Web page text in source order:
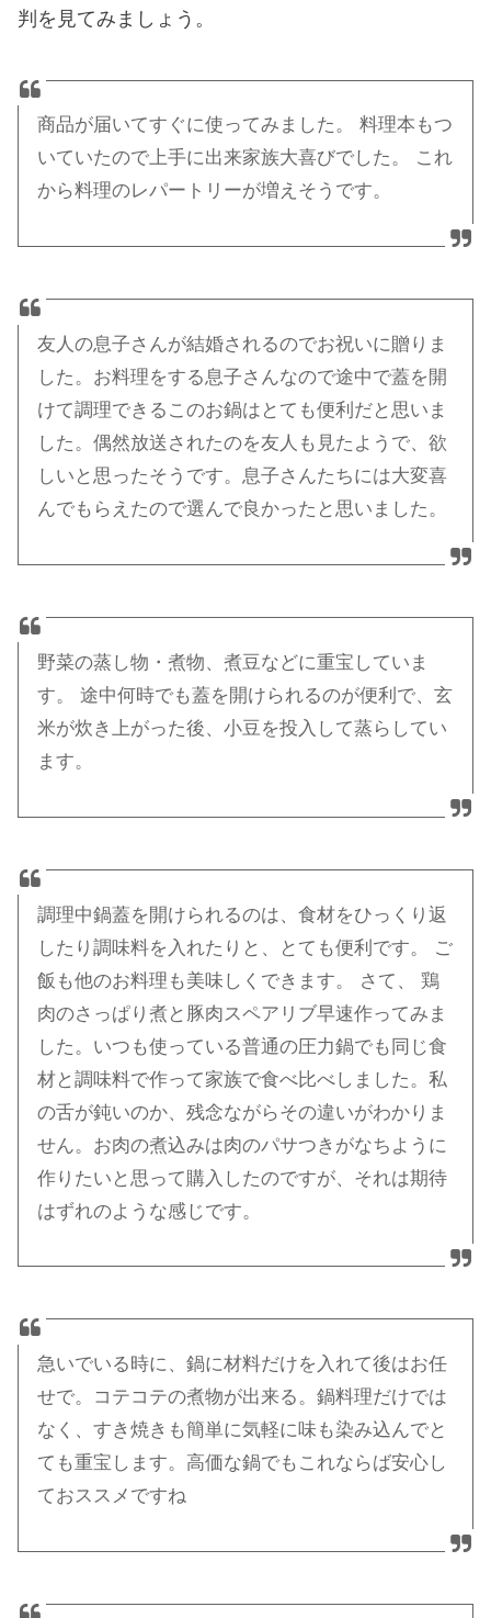
判を見てみましょう。
商品が届いてすぐに使ってみました。 料理本もつ
いていたので上手に出来家族大喜びでした。 これ
から料理のレパートリーが増えそうです。
友人の息子さんが結婚されるのでお祝いに贈りま
した。お料理をする息子さんなので途中で蓋を開
けて調理できるこのお鍋はとても便利だと思いま
した。偶然放送されたのを友人も見たようで、欲
しいと思ったそうです。息子さんたちには大変喜
んでもらえたので選んで良かったと思いました。
野菜の蒸し物・煮物、煮豆などに重宝していま
す。 途中何時でも蓋を開けられるのが便利で、玄
米が炊き上がった後、小豆を投入して蒸らしてい
ます。
調理中鍋蓋を開けられるのは、食材をひっくり返
したり調味料を入れたりと、とても便利です。 ご
飯も他のお料理も美味しくできます。 さて、 鶏
肉のさっぱり煮と豚肉スペアリブ早速作ってみま
した。いつも使っている普通の圧力鍋でも同じ食
材と調味料で作って家族で食べ比べしました。私
の舌が鈍いのか、残念ながらその違いがわかりま
せん。お肉の煮込みは肉のパサつきがなちように
作りたいと思って購入したのですが、それは期待
はずれのような感じです。
急いでいる時に、鍋に材料だけを入れて後はお任
せで。コテコテの煮物が出来る。鍋料理だけでは
なく、すき焼きも簡単に気軽に味も染み込んでと
ても重宝します。高価な鍋でもこれならば安心し
ておススメですね